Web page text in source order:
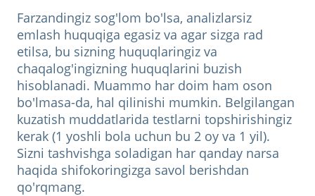
Farzandingiz sog'lom bo'lsa, analizlarsiz
emlash huquqiga egasiz va agar sizga rad
etilsa, bu sizning huquqlaringiz va
chaqalog'ingizning huquqlarini buzish
hisoblanadi. Muammo har doim ham oson
bo'lmasa-da, hal qilinishi mumkin. Belgilangan
kuzatish muddatlarida testlarni topshirishingiz
kerak (1 yoshli bola uchun bu 2 oy va 1 yil).
Sizni tashvishga soladigan har qanday narsa
haqida shifokoringizga savol berishdan
qo'rqmang.